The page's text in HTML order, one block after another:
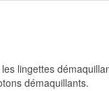
lingettes
démaquillants.